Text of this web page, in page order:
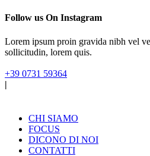
Follow us On Instagram
Lorem ipsum proin gravida nibh vel
sollicitudin, lorem quis.
+39 0731 59364
|
CHI SIAMO
FOCUS
DICONO DI NOI
CONTATTI